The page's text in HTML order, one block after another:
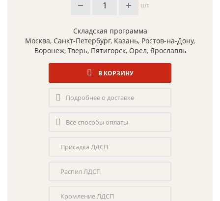
шт
Складская программа
Москва, Санкт-Петербург, Казань, Ростов-на-Дону,
Воронеж, Тверь, Пятигорск, Орел, Ярославль
В КОРЗИНУ
Подробнее о доставке
Все способы оплаты
Присадка ЛДСП
Распил ЛДСП
Кромление ЛДСП